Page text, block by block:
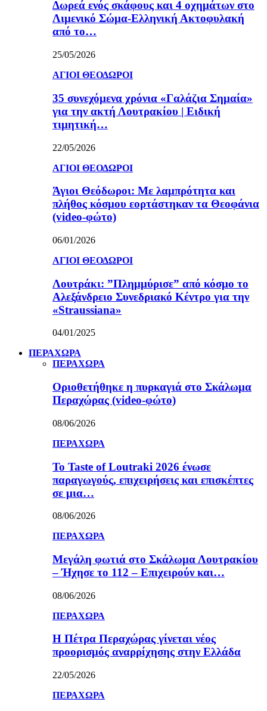
Δωρεά ενός σκάφους και 4 οχημάτων στο
Λιμενικό Σώμα-Ελληνική Ακτοφυλακή
από το…
25/05/2026
ΑΓΙΟΙ ΘΕΟΔΩΡΟΙ
35 συνεχόμενα χρόνια «Γαλάζια Σημαία»
για την ακτή Λουτρακίου | Ειδική
τιμητική…
22/05/2026
ΑΓΙΟΙ ΘΕΟΔΩΡΟΙ
Άγιοι Θεόδωροι: Με λαμπρότητα και
πλήθος κόσμου εορτάστηκαν τα Θεοφάνια
(video-φώτο)
06/01/2026
ΑΓΙΟΙ ΘΕΟΔΩΡΟΙ
Λουτράκι: ”Πλημμύρισε” από κόσμο το
Αλεξάνδρειο Συνεδριακό Κέντρο για την
«Straussiana»
04/01/2025
ΠΕΡΑΧΩΡΑ
ΠΕΡΑΧΩΡΑ
Οριοθετήθηκε η πυρκαγιά στο Σκάλωμα
Περαχώρας (video-φώτο)
08/06/2026
ΠΕΡΑΧΩΡΑ
Το Taste of Loutraki 2026 ένωσε
παραγωγούς, επιχειρήσεις και επισκέπτες
σε μια…
08/06/2026
ΠΕΡΑΧΩΡΑ
Μεγάλη φωτιά στο Σκάλωμα Λουτρακίου
– Ήχησε το 112 – Επιχειρούν και…
08/06/2026
ΠΕΡΑΧΩΡΑ
Η Πέτρα Περαχώρας γίνεται νέος
προορισμός αναρρίχησης στην Ελλάδα
22/05/2026
ΠΕΡΑΧΩΡΑ